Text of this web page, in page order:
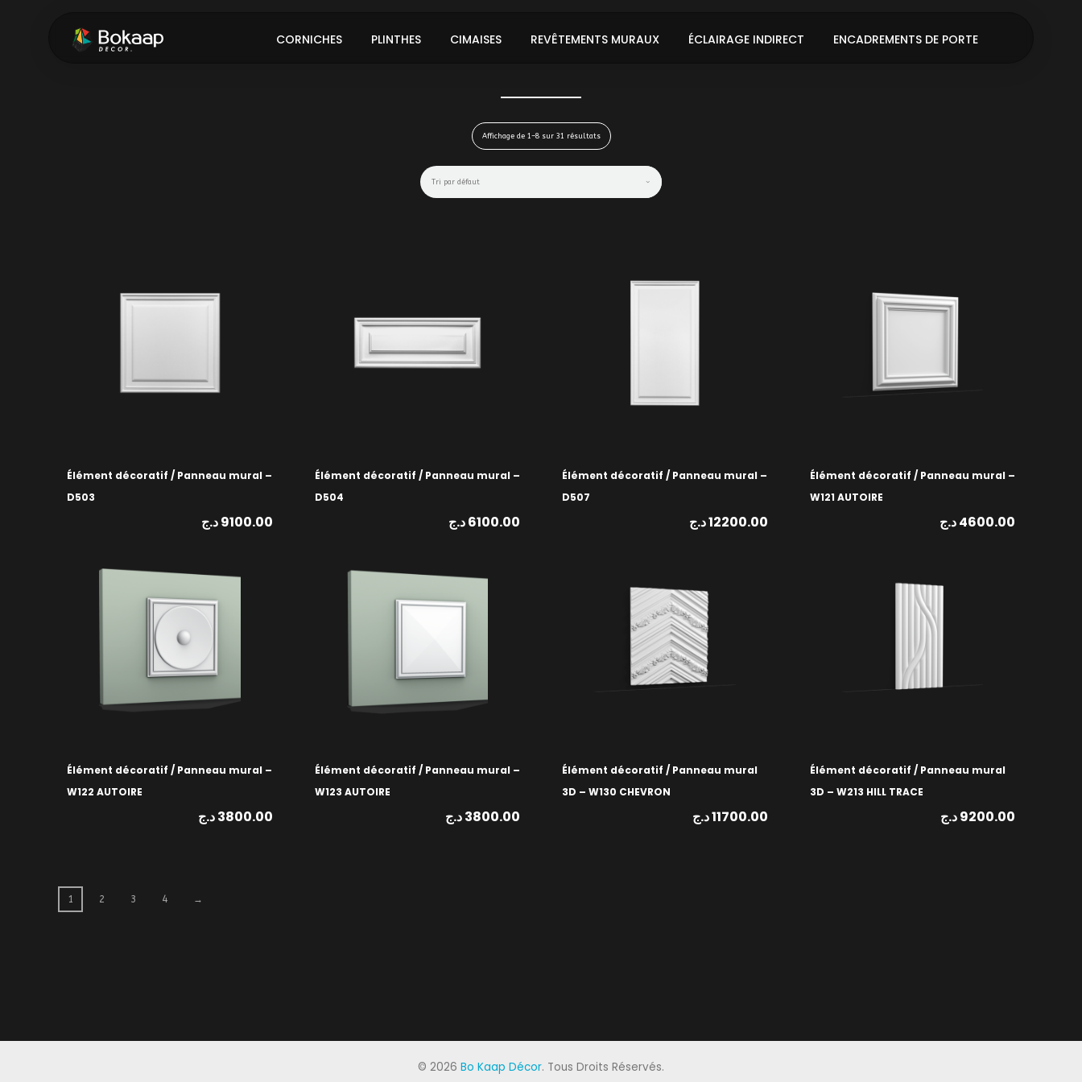
CORNICHES PLINTHES CIMAISES REVÊTEMENTS MURAUX ÉCLAIRAGE INDIRECT ENCADREMENTS DE PORTE
Affichage de 1–8 sur 31 résultats
Élément décoratif / Panneau mural –
D503
9100.00د.ج
Élément décoratif / Panneau mural –
D504
6100.00د.ج
Élément décoratif / Panneau mural –
D507
12200.00د.ج
Élément décoratif / Panneau mural –
W121 AUTOIRE
4600.00د.ج
Élément décoratif / Panneau mural –
W122 AUTOIRE
3800.00د.ج
Élément décoratif / Panneau mural –
W123 AUTOIRE
3800.00د.ج
Élément décoratif / Panneau mural
3D – W130 CHEVRON
11700.00د.ج
Élément décoratif / Panneau mural
3D – W213 HILL TRACE
9200.00د.ج
1 2 3 4 →
© 2026 Bo Kaap Décor. Tous Droits Réservés.